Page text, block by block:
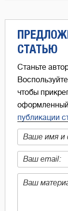
СТАТЬЮ
Станьте
чтобы
публикации